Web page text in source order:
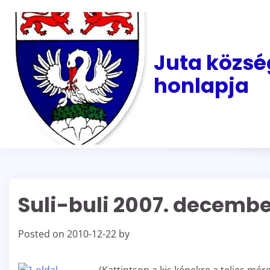
content
Juta
honlapja
Suli-buli 2007.
Posted on 2010-12-22 by